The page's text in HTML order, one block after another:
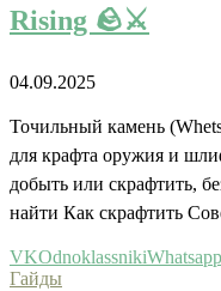
Rising 🪨⚔️
04.09.2025
Точильный камень
для крафта оружия и
добыть или скрафтить,
найти Как скрафтить
VKOdnoklassnikiWhatsapp
Гайды